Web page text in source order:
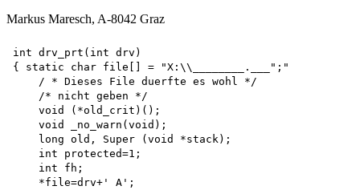
Markus Maresch, A-8042 Graz
int drv_prt(int drv)
{ static char file[] = "X:\\________.___";"
    / * Dieses File duerfte es wohl */
    /* nicht geben */
    void (*old_crit)();
    void _no_warn(void);
    long old, Super (void *stack);
    int protected=1;
    int fh;
    *file=drv+' A';